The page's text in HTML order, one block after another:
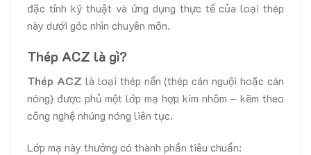
đặc tính kỹ thuật và ứng dụng thực tế của loại thép
này dưới góc nhìn chuyên môn.
Thép ACZ là gì?
Thép ACZ là loại thép nền (thép cán nguội hoặc cán
nóng) được phủ một lớp mạ hợp kim nhôm – kẽm theo
công nghệ nhúng nóng liên tục.
Lớp mạ này thường có thành phần tiêu chuẩn: